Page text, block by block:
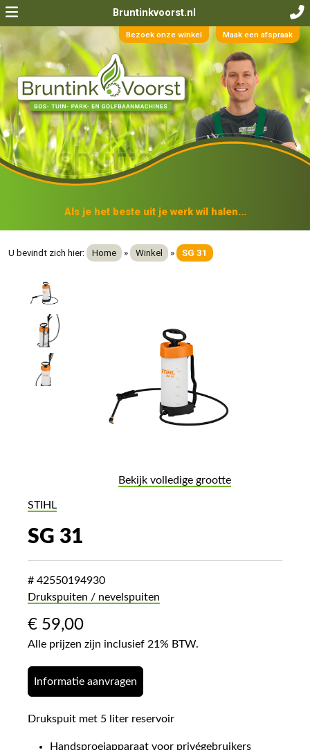
Bruntinkvoorst.nl
Bezoek onze winkel Maak een afspraak
Als je het beste uit je werk wil halen...
U bevindt zich hier: Home » Winkel » SG 31
Bekijk volledige grootte
STIHL
SG 31
# 42550194930
Drukspuiten / nevelspuiten
€ 59,00
Alle prijzen zijn inclusief 21% BTW.
Informatie aanvragen
Drukspuit met 5 liter reservoir
Handsproeiapparaat voor privégebruikers